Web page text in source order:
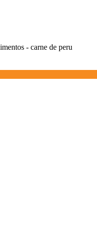
- carne de peru